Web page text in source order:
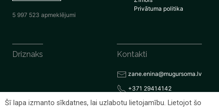
5 997 523 apmeklējumi
Privātuma politika
Driznaks Kontakti
zane.enina@mugursoma.lv
+371 29414142
Šī lapa izmanto sīkdatnes, lai uzlabotu lietojamību. Lietojot šo